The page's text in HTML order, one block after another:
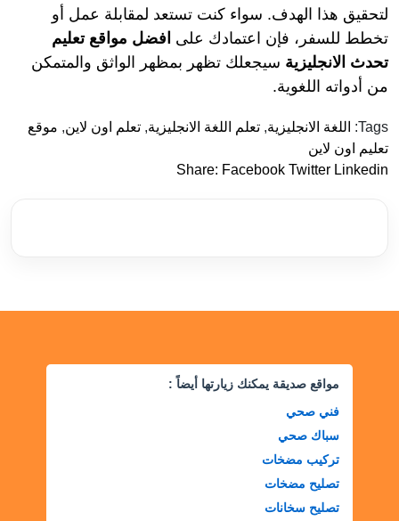
لتحقيق هذا الهدف. سواء كنت تستعد لمقابلة عمل أو
تخطط للسفر، فإن اعتمادك على افضل مواقع تعليم
تحدث الانجليزية سيجعلك تظهر بمظهر الواثق والمتمكن
من أدواته اللغوية.
Tags: اللغة الانجليزية, تعلم اللغة الانجليزية, تعلم اون لاين, موقع
تعليم اون لاين
Share: Facebook Twitter Linkedin
مواقع صديقة يمكنك زيارتها أيضاً :
فني صحي
سباك صحي
تركيب مضخات
تصليح مضخات
تصليح سخانات